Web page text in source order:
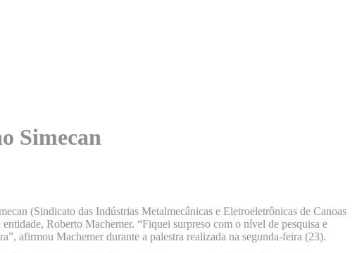
Simecan
(Sindicato das Indústrias Metalmecânicas e Eletroeletrônicas de Canoas
Roberto Machemer. “Fiquei surpreso com o nível de pesquisa e
afirmou Machemer durante a palestra realizada na segunda-feira (23).